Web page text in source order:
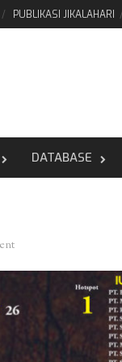
PUBLIKASI JIKALAHARI
DATABASE